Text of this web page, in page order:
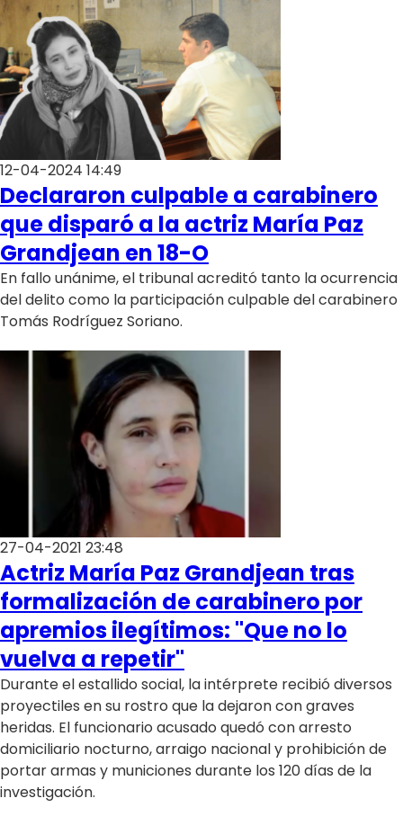
12-04-2024 14:49
Declararon culpable a carabinero
que disparó a la actriz María Paz
Grandjean en 18-O
En fallo unánime, el tribunal acreditó tanto la ocurrencia
del delito como la participación culpable del carabinero
Tomás Rodríguez Soriano.
27-04-2021 23:48
Actriz María Paz Grandjean tras
formalización de carabinero por
apremios ilegítimos: "Que no lo
vuelva a repetir"
Durante el estallido social, la intérprete recibió diversos
proyectiles en su rostro que la dejaron con graves
heridas. El funcionario acusado quedó con arresto
domiciliario nocturno, arraigo nacional y prohibición de
portar armas y municiones durante los 120 días de la
investigación.